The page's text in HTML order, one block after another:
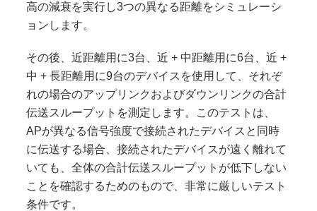
高の減衰を実行し3つの異なる距離をシミュレーシ
ョンします。
その後、近距離用に3台、近 + 中距離用に6台、近 +
中 + 長距離用に9台のデバイスを使用して、それぞ
れの場合のアップリンクおよびダウンリンクの合計
伝送スループットを測定します。このテストは、
APが異なる信号強度で接続されたデバイスと同時
に伝送する場合、接続されたデバイスが遠く離れて
いても、全体の合計伝送スループットが低下しない
ことを確認するためのもので、非常に厳しいテスト
条件です。